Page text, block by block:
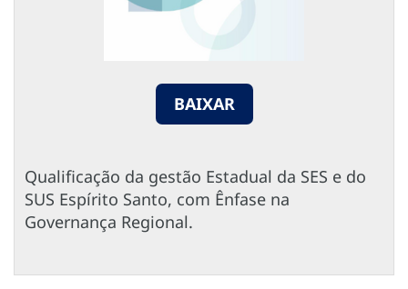
BAIXAR
Qualificação da gestão Estadual da SES e do
SUS Espírito Santo, com Ênfase na
Governança Regional.